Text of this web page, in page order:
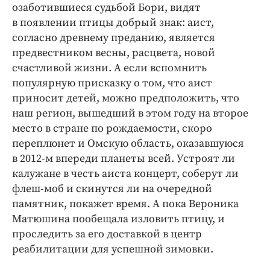
озаботившиеся судьбой Бори, видят
в появлении птицы добрый знак: аист,
согласно древнему преданию, является
предвестником весны, расцвета, новой
счастливой жизни. А если вспомнить
популярную присказку о том, что аист
приносит детей, можно предположить, что
наш регион, вышедший в этом году на второе
место в стране по рождаемости, скоро
переплюнет и Омскую область, оказавшуюся
в 2012‑м впереди планеты всей. Устроят ли
калужане в честь аиста концерт, соберут ли
флеш-моб и скинутся ли на очередной
памятник, покажет время. А пока Вероника
Матюшина пообещала изловить птицу, и
проследить за его доставкой в центр
реабилитации для успешной зимовки.